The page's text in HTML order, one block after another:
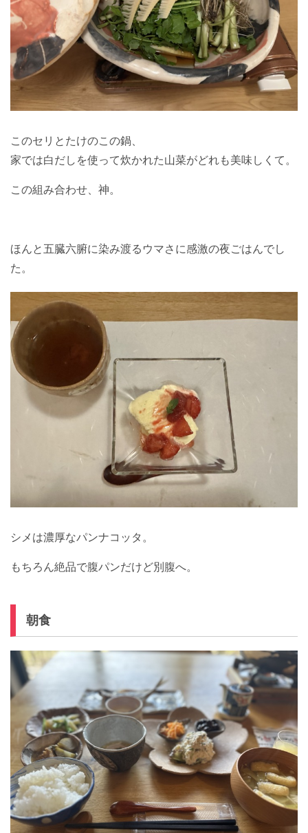
このセリとたけのこの鍋、
家では白だしを使って炊かれた山菜がどれも美味しくて。
この組み合わせ、神。
ほんと五臓六腑に染み渡るウマさに感激の夜ごはんでし
た。
シメは濃厚なパンナコッタ。
もちろん絶品で腹パンだけど別腹へ。
朝食